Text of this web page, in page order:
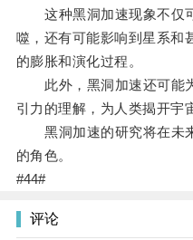
这种黑洞加速现象不仅
噬，还有可能影响到星系和
的膨胀和演化过程。
此外，黑洞加速还可能
引力的理解，为人类揭开宇
黑洞加速的研究将在未
的角色。
#44#
评论